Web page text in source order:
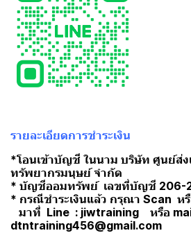
รายละเอียดการชำระเงิน
*โอนเข้าบัญชี ในนาม บริษัท ศูนย์ส่
ทรัพยากรมนุษย์ จำกัด
* บัญชีออมทรัพย์ เลขที่บัญชี 206-
* กรณีชำระเงินแล้ว กรุณา Scan ห
มาที่ Line : jiwtraining หรือ
dtntraining456@gmail.com